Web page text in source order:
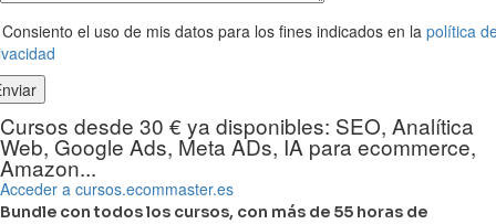
el uso de mis datos para los fines indicados en la política
Cursos desde 30 € ya disponibles: SEO, Analítica
Web, Google Ads, Meta ADs, IA para ecommerce,
Amazon...
Acceder a cursos.ecommaster.es
Bundle con todos los cursos, con más de 55 horas de